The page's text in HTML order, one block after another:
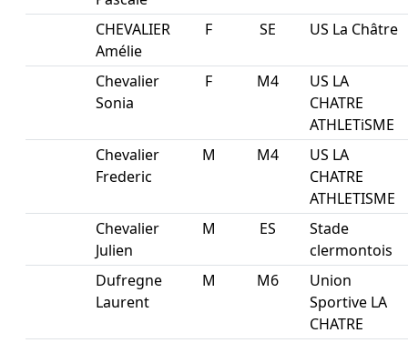
CHEVALIER
Amélie
F SE US La Châtre
Chevalier
Sonia
F M4
US LA
CHATRE
ATHLETiSME
Chevalier
Frederic
M M4
US LA
CHATRE
ATHLETISME
Chevalier
Julien
M ES
Stade
clermontois
Dufregne
Laurent
M M6
Union
Sportive LA
CHATRE